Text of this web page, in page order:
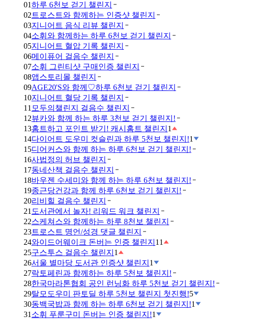
01하루 6천보 걷기 챌린지
02 트로스트와 함께하는 인증샷 챌린지
03지니어트 음식 리뷰 챌린지
04소휘와 함께하는 하루 6천보 걷기 챌린지
05지니어트 혈압 기록 챌린지
06메이퓨어 걸음수 챌린지
07소휘 그린티샷 구매인증 챌린지
08앱스토리몰 챌린지
09AGE20'S와 함께♡하루 6천보 걷기 챌린지
10지니어트 혈당 기록 챌린지
11 모두의챌린지 걸음수 챌린지
12뷰카와 함께 하는 하루 3천보 걷기 챌린지!
13홈트하고 포인트 받기! 캐시홈트 챌린지 1
14다이어트 도우미 컷슬린과 하루 5천보 챌린지!1
15디어커스와 함께 하는 하루 6천보 걷기 챌린지!
16사법정의 허브 챌린지
17동네산책 걸음수 챌린지
18바우젠 수세미와 함께 하는 하루 6천보 챌린지!
19종근당건강과 함께 하루 6천보 걷기 챌린지!
20리비힐 걸음수 챌린지
21 도서관에서 놀자! 리워드 워크 챌린지
22스케쳐스와 함께하는 하루 8천보 챌린지
23트로스트 명언/성경 댓글 챌린지
24와이드어웨이크 돈버는 인증 챌린지 11
25구스투스 걸음수 챌린지 1
26서울 별마당 도서관 인증샷 챌린지 1
27락토페린과 함께하는 하루 5천보 챌린지!
28한국마라톤협회 공인 런닝화 하루 5천보 걷기 챌린지!
29탈모도우미 판토딜 하루 5천보 챌린지 첫진행!5
30동백국밥과 함께 하는 하루 6천보 걷기 챌린지!1
31 소휘 푸룬구미 돈버는 인증 챌린지!1